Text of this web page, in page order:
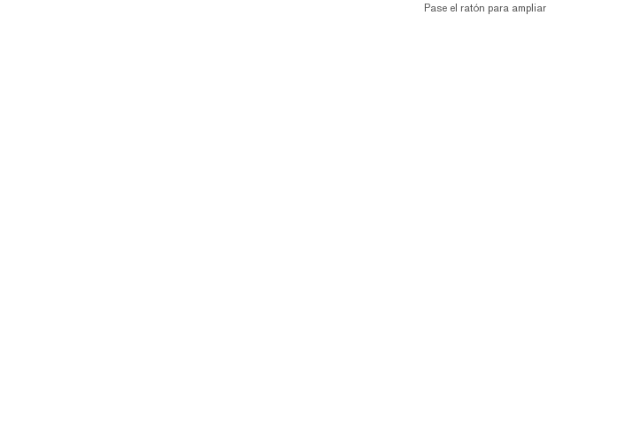
Pase el ratón para ampliar